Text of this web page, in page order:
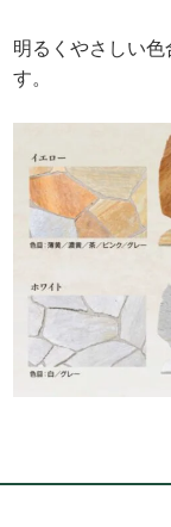
明るくやさしい
す。